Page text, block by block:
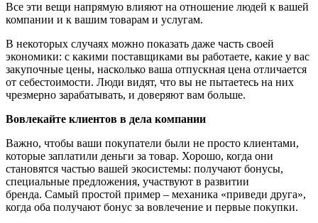
Все эти вещи напрямую влияют на отношение людей к вашей
компании и к вашим товарам и услугам.
В некоторых случаях можно показать даже часть своей
экономики: с какими поставщиками вы работаете, какие у вас
закупочные цены, насколько ваша отпускная цена отличается
от себестоимости. Люди видят, что вы не пытаетесь на них
чрезмерно зарабатывать, и доверяют вам больше.
Вовлекайте клиентов в дела компании
Важно, чтобы ваши покупатели были не просто клиентами,
которые заплатили деньги за товар. Хорошо, когда они
становятся частью вашей экосистемы: получают бонусы,
специальные предложения, участвуют в развитии
бренда. Самый простой пример – механика «приведи друга»,
когда оба получают бонус за вовлечение и первые покупки.